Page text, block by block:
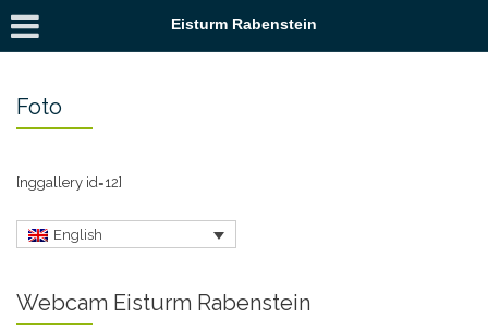
Eisturm Rabenstein
Foto
[nggallery id=12]
English
Webcam Eisturm Rabenstein